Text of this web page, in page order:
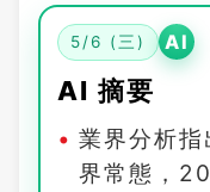
5/6 (三) AI
AI 摘要
業界分析
界常態，